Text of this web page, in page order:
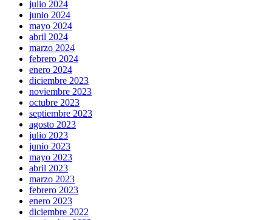
julio 2024
junio 2024
mayo 2024
abril 2024
marzo 2024
febrero 2024
enero 2024
diciembre 2023
noviembre 2023
octubre 2023
septiembre 2023
agosto 2023
julio 2023
junio 2023
mayo 2023
abril 2023
marzo 2023
febrero 2023
enero 2023
diciembre 2022